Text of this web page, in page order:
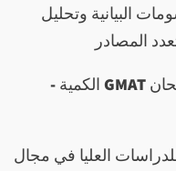
البيانية وتحليل
المصادر
GMAT الكمية -
العليا في مجال